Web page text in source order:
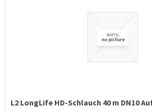
L2 LongLife HD-Schlauch 40 m DN10